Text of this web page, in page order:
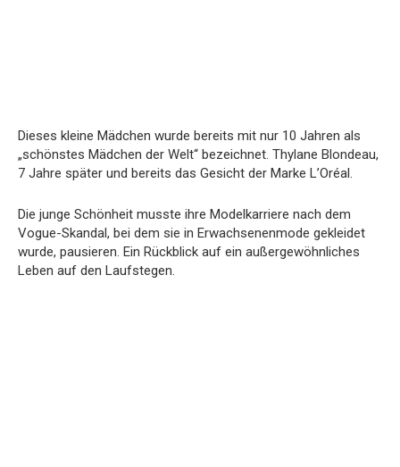
Dieses kleine Mädchen wurde bereits mit nur 10 Jahren als
„schönstes Mädchen der Welt“ bezeichnet. Thylane Blondeau,
7 Jahre später und bereits das Gesicht der Marke L’Oréal.
Die junge Schönheit musste ihre Modelkarriere nach dem
Vogue-Skandal, bei dem sie in Erwachsenenmode gekleidet
wurde, pausieren. Ein Rückblick auf ein außergewöhnliches
Leben auf den Laufstegen.